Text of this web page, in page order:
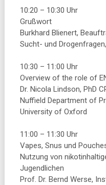
10:20 – 10:30 Uhr
Grußwort
Burkhard Blienert,
Sucht- und
10:30 – 11:00 Uhr
Overview of the role of
Dr. Nicola Lindson, PhD
Nuffield Department of
University of Oxford
11:00 – 11:30 Uhr
Vapes, Snus und
Nutzung von
Jugendlichen
Prof. Dr. Bernd Werse,